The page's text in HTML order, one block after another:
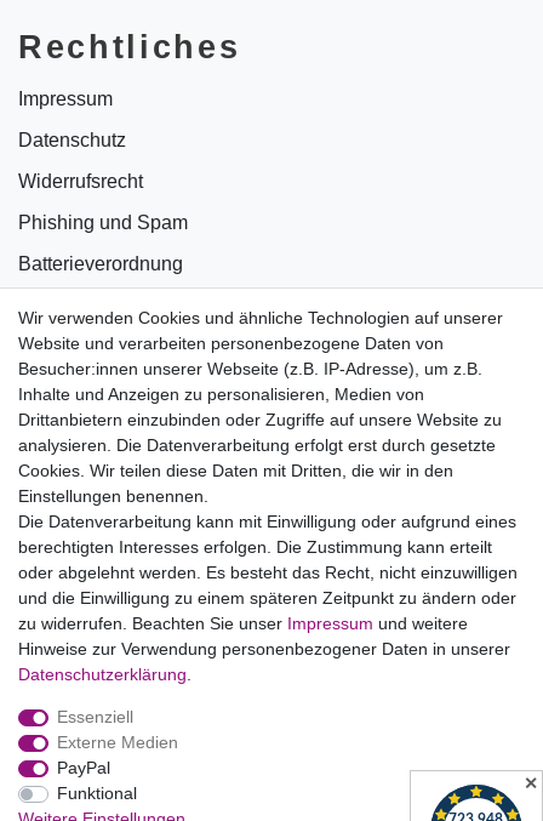
Wir verwenden Cookies und ähnliche Technologien auf unserer
Website und verarbeiten personenbezogene Daten von
Besucher:innen unserer Webseite (z.B. IP-Adresse), um z.B.
Inhalte und Anzeigen zu personalisieren, Medien von
Drittanbietern einzubinden oder Zugriffe auf unsere Website zu
analysieren. Die Datenverarbeitung erfolgt erst durch gesetzte
Cookies. Wir teilen diese Daten mit Dritten, die wir in den
Einstellungen benennen.
Die Datenverarbeitung kann mit Einwilligung oder aufgrund eines
berechtigten Interesses erfolgen. Die Zustimmung kann erteilt
oder abgelehnt werden. Es besteht das Recht, nicht einzuwilligen
und die Einwilligung zu einem späteren Zeitpunkt zu ändern oder
zu widerrufen. Beachten Sie unser Impressum und weitere
Hinweise zur Verwendung personenbezogener Daten in unserer
Daten­schutz­erklärung
Essenziell
Externe Medien
PayPal
Funktional
Rechtliches
Impressum
Datenschutz
Widerrufsrecht
Phishing und Spam
Batterieverordnung
Bildnachweise
AGB
Vertrag widerrufen
B2BKunden
Zum Händlerbereich
PrivatKunden
Neukundenanmeldung
Mein Konto
Zahlung & Versand ✕